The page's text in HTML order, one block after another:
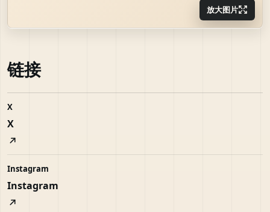
放大图片
链接
X
X
Instagram
Instagram